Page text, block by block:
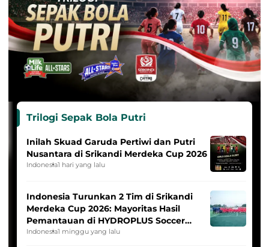
Trilogi Sepak Bola Putri
Inilah Skuad Garuda Pertiwi dan Putri
Nusantara di Srikandi Merdeka Cup 2026
Indonesia1 hari yang lalu
Indonesia Turunkan 2 Tim di Srikandi
Merdeka Cup 2026: Mayoritas Hasil
Pemantauan di HYDROPLUS Soccer
League
Indonesia1 minggu yang lalu